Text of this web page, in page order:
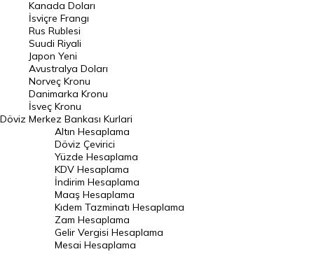
Frank Kuru
Riyal Kuru
Avustralya Doları
Danimarka Kronu Kuru
Kanada Doları Kuru
Norveç Kronu Kuru
İsveç Kronu Kuru
Japon Yeni Kuru
Serbest Piyasa Döviz Kurları
Merkez Bankası Döviz Kurları
Döviz
Kanada Doları
İsviçre Frangı
Rus Rublesi
Suudi Riyali
Japon Yeni
Avustralya Doları
Norveç Kronu
Danimarka Kronu
İsveç Kronu
Merkez Bankası Kurlari
Altın Hesaplama
Döviz Çevirici
Yüzde Hesaplama
KDV Hesaplama
İndirim Hesaplama
Maaş Hesaplama
Kıdem Tazminatı Hesaplama
Zam Hesaplama
Gelir Vergisi Hesaplama
Mesai Hesaplama